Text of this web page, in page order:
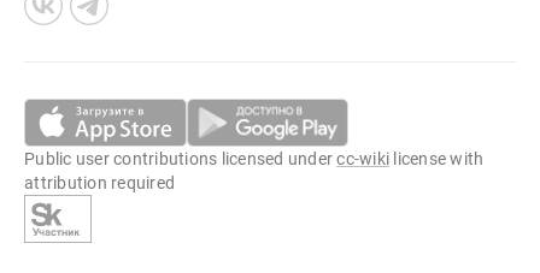
Public user contributions licensed undercc-wiki license with
attribution required